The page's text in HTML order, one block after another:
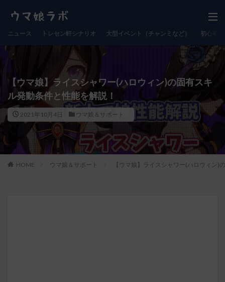
ニュース トレセン軒シナリオ 大型イベント（チャンミなど） 初心者
【ウマ娘】ライスシャワー(ハロウィン)の固有スキ
ル発動条件と性能を解説！
2021年10月4日 ウマ娘＆サポート
HOME ウマ娘＆サポート 【ウマ娘】ライスシャワー(ハロウィン)